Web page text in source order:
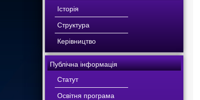
Історія
Структура
Керівництво
Публічна інформація
Статут
Освітня програма